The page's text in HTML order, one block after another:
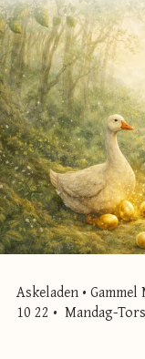
Askeladen •
10 22 • Mandag-